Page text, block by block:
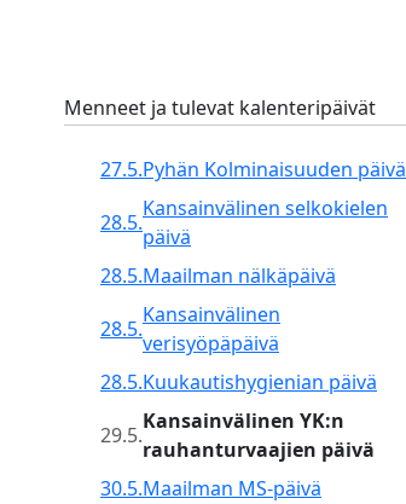
Menneet ja tulevat kalenteripäivät
27.5.Pyhän Kolminaisuuden päivä
28.5.
Kansainvälinen selkokielen
päivä
28.5.Maailman nälkäpäivä
28.5.
Kansainvälinen
verisyöpäpäivä
28.5.Kuukautishygienian päivä
29.5.
Kansainvälinen YK:n
rauhanturvaajien päivä
30.5.Maailman MS-päivä